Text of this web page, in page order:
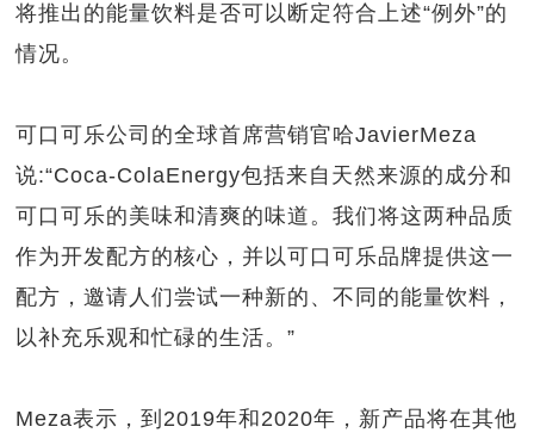
将推出的能量饮料是否可以断定符合上述“例外”的
情况。
可口可乐公司的全球首席营销官哈JavierMeza
说:“Coca-ColaEnergy包括来自天然来源的成分和
可口可乐的美味和清爽的味道。我们将这两种品质
作为开发配方的核心，并以可口可乐品牌提供这一
配方，邀请人们尝试一种新的、不同的能量饮料，
以补充乐观和忙碌的生活。”
Meza表示，到2019年和2020年，新产品将在其他